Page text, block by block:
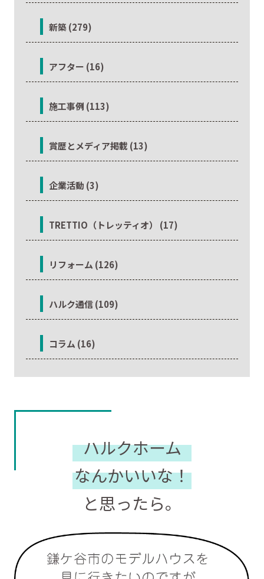
新築 (279)
アフター (16)
施工事例 (113)
賞歴とメディア掲載 (13)
企業活動 (3)
TRETTIO（トレッティオ） (17)
リフォーム (126)
ハルク通信 (109)
コラム (16)
ハルクホーム
なんかいいな！
と思ったら。